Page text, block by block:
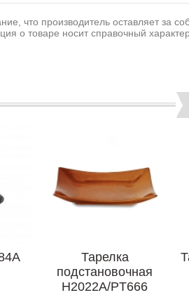
что производитель оставляет за
о товаре носит справочный
Тарелка
подстановочная
H2022A/PT666